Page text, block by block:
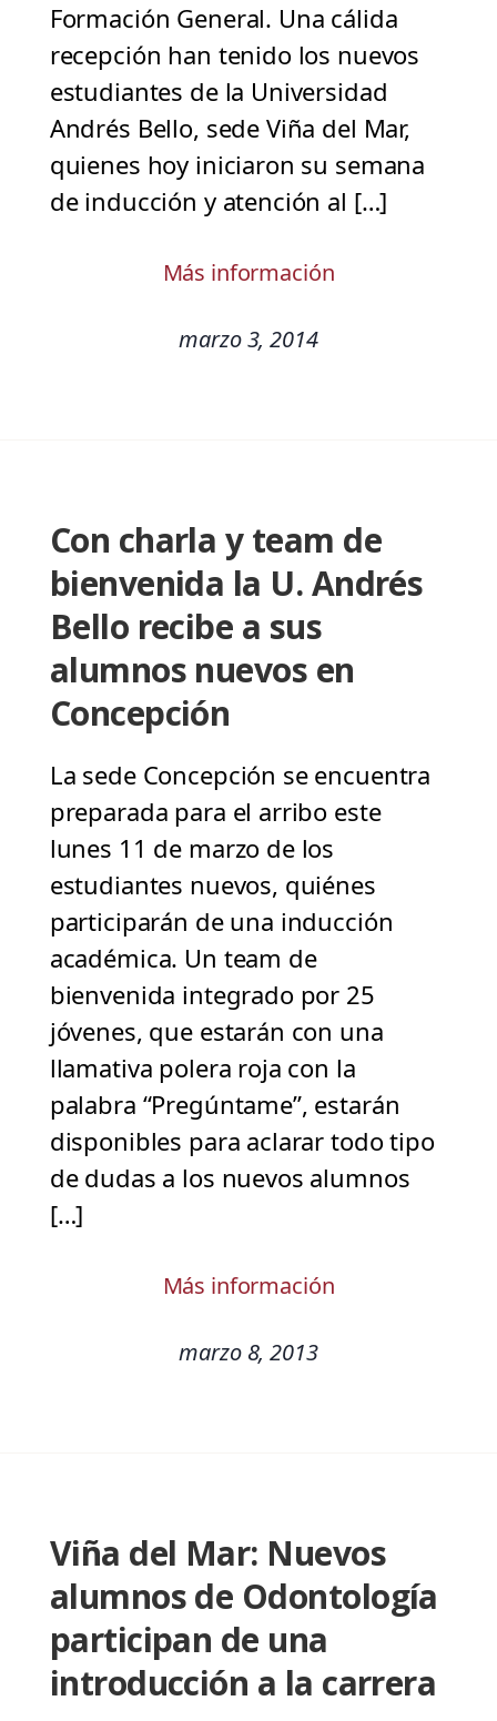
Formación General. Una cálida
recepción han tenido los nuevos
estudiantes de la Universidad
Andrés Bello, sede Viña del Mar,
quienes hoy iniciaron su semana
de inducción y atención al […]
Más información
marzo 3, 2014
Con charla y team de
bienvenida la U. Andrés
Bello recibe a sus
alumnos nuevos en
Concepción
La sede Concepción se encuentra
preparada para el arribo este
lunes 11 de marzo de los
estudiantes nuevos, quiénes
participarán de una inducción
académica. Un team de
bienvenida integrado por 25
jóvenes, que estarán con una
llamativa polera roja con la
palabra “Pregúntame”, estarán
disponibles para aclarar todo tipo
de dudas a los nuevos alumnos
[…]
Más información
marzo 8, 2013
Viña del Mar: Nuevos
alumnos de Odontología
participan de una
introducción a la carrera